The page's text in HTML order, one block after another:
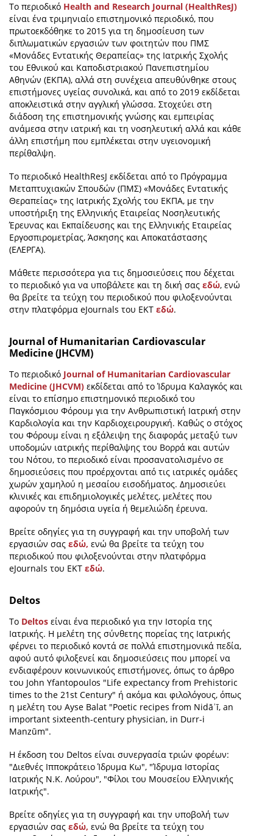
Το περιοδικό Health and Research Journal (HealthResJ)
είναι ένα τριμηνιαίο επιστημονικό περιοδικό, που
πρωτοεκδόθηκε το 2015 για τη δημοσίευση των
διπλωματικών εργασιών των φοιτητών που ΠΜΣ
«Μονάδες Εντατικής Θεραπείας» της Ιατρικής Σχολής
του Εθνικού και Καποδιστριακού Πανεπιστημίου
Αθηνών (ΕΚΠΑ), αλλά στη συνέχεια απευθύνθηκε στους
επιστήμονες υγείας συνολικά, και από το 2019 εκδίδεται
αποκλειστικά στην αγγλική γλώσσα. Στοχεύει στη
διάδοση της επιστημονικής γνώσης και εμπειρίας
ανάμεσα στην ιατρική και τη νοσηλευτική αλλά και κάθε
άλλη επιστήμη που εμπλέκεται στην υγειονομική
περίθαλψη.
Το περιοδικό HealthResJ εκδίδεται από το Πρόγραμμα
Μεταπτυχιακών Σπουδών (ΠΜΣ) «Μονάδες Εντατικής
Θεραπείας» της Ιατρικής Σχολής του ΕΚΠΑ, με την
υποστήριξη της Ελληνικής Εταιρείας Νοσηλευτικής
Έρευνας και Εκπαίδευσης και της Ελληνικής Εταιρείας
Εργοσπιρομετρίας, Άσκησης και Αποκατάστασης
(ΕΛΕΡΓΑ).
Μάθετε περισσότερα για τις δημοσιεύσεις που δέχεται
το περιοδικό για να υποβάλετε και τη δική σας εδώ, ενώ
θα βρείτε τα τεύχη του περιοδικού που φιλοξενούνται
στην πλατφόρμα eJournals του ΕΚΤ εδώ.
Journal of Humanitarian Cardiovascular
Medicine (JHCVM)
Το περιοδικό Journal of Humanitarian Cardiovascular
Medicine (JHCVM) εκδίδεται από το Ίδρυμα Καλαγκός και
είναι το επίσημο επιστημονικό περιοδικό του
Παγκόσμιου Φόρουμ για την Ανθρωπιστική Ιατρική στην
Καρδιολογία και την Καρδιοχειρουργική. Καθώς ο στόχος
του Φόρουμ είναι η εξάλειψη της διαφοράς μεταξύ των
υποδομών ιατρικής περίθαλψης του Βορρά και αυτών
του Νότου, το περιοδικό είναι προσανατολισμένο σε
δημοσιεύσεις που προέρχονται από τις ιατρικές ομάδες
χωρών χαμηλού η μεσαίου εισοδήματος. Δημοσιεύει
κλινικές και επιδημιολογικές μελέτες, μελέτες που
αφορούν τη δημόσια υγεία ή θεμελιώδη έρευνα.
Βρείτε οδηγίες για τη συγγραφή και την υποβολή των
εργασιών σας εδώ, ενώ θα βρείτε τα τεύχη του
περιοδικού που φιλοξενούνται στην πλατφόρμα
eJournals του ΕΚΤ εδώ.
Deltos
Το Deltos είναι ένα περιοδικό για την Ιστορία της
Ιατρικής. Η μελέτη της σύνθετης πορείας της Ιατρικής
φέρνει το περιοδικό κοντά σε πολλά επιστημονικά πεδία,
αφού αυτό φιλοξενεί και δημοσιεύσεις που μπορεί να
ενδιαφέρουν κοινωνικούς επιστήμονες, όπως το άρθρο
του John Yfantopoulos "Life expectancy from Prehistoric
times to the 21st Century" ή ακόμα και φιλολόγους, όπως
η μελέτη του Ayse Balat "Poetic recipes from Nidāʾī, an
important sixteenth-century physician, in Durr-i
Manzūm".
Η έκδοση του Deltos είναι συνεργασία τριών φορέων:
"Διεθνές Ιπποκράτειο Ίδρυμα Κω", "Ίδρυμα Ιστορίας
Ιατρικής Ν.Κ. Λούρου", "Φίλοι του Mουσείου Eλληνικής
Iατρικής".
Βρείτε οδηγίες για τη συγγραφή και την υποβολή των
εργασιών σας εδώ, ενώ θα βρείτε τα τεύχη του